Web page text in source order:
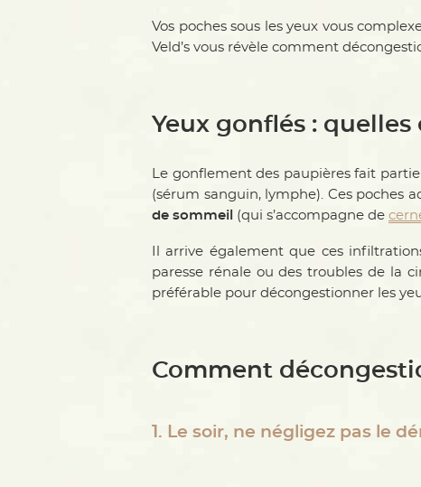
Vos poches sous les yeux vous
Veld’s vous révèle comment
Yeux gonflés : quelles
Le gonflement des paupières fait
(sérum sanguin, lymphe). Ces poches
de sommeil (qui s’accompagne de
Il arrive également que ces
paresse rénale ou des troubles de la
préférable pour décongestionner les
Comment
1. Le soir, ne négligez pas le